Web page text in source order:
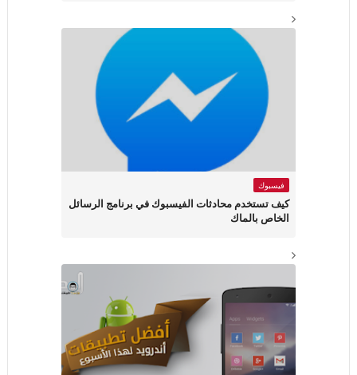
فيسبوك
كيف تستخدم محادثات الفيسبوك في برنامج الرسائل
الخاص بالماك